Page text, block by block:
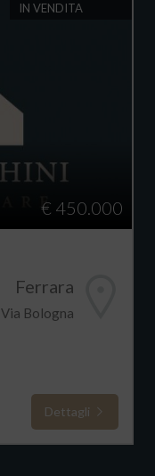
IN VENDITA
€ 450.000
Ferrara
Via Bologna
Dettagli